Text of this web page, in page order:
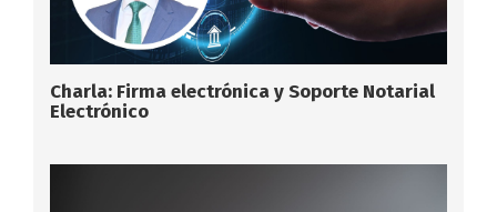
Charla: Firma electrónica y Soporte Notarial
Electrónico